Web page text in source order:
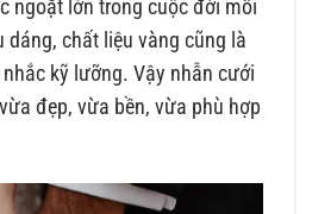
ngoặt lớn trong cuộc đời mỗi
dáng, chất liệu vàng cũng là
kỹ lưỡng. Vậy nhẫn cưới
đẹp, vừa bền, vừa phù hợp